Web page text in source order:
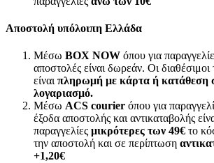
Αποστολή υπόλοιπη Ελλάδα
Μέσω BOX NOW όπου για
αποστολές είναι δωρεάν. Οι
είναι πληρωμή με κάρτα ή κατάθεση
λογαριασμό.
Μέσω ACS courier όπου για
έξοδα αποστολής και αντικαταβολής
παραγγελίες μικρότερες των 49€ το
την αποστολή και σε περίπτωση
+1,20€